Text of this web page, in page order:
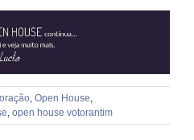
, Open House,
, open house votorantim